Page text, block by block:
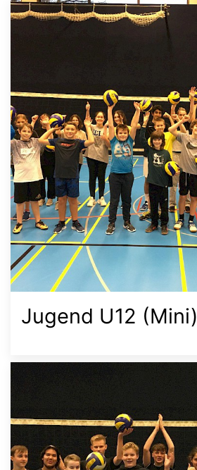
Jugend U12 (Mini)